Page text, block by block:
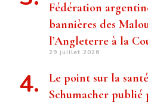
Fédération
bannières des
l’Angleterre à la
29 juillet 2026
Le point sur la
Schumacher publié